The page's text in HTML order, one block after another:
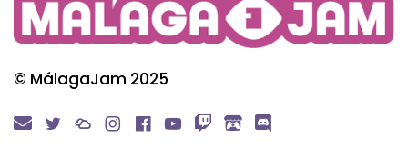
© MálagaJam 2025